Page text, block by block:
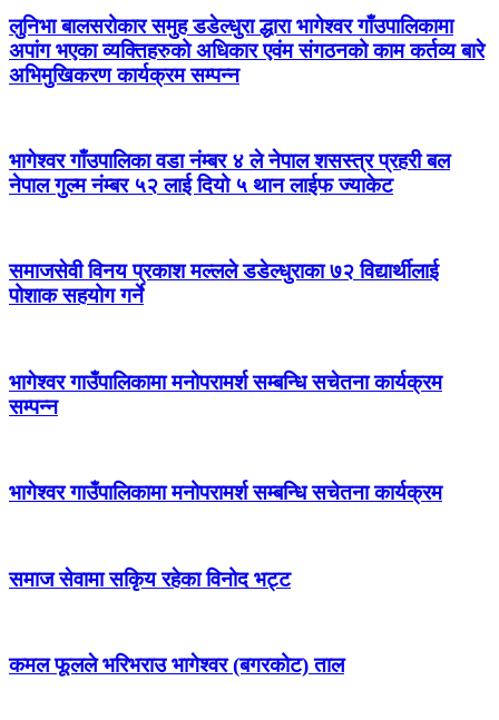
लुनिभा बालसरोकार समुह डडेल्धुरा द्धारा भागेश्वर गाँउपालिकामा
अपांग भएका व्यक्तिहरुको अधिकार एवंम संगठनको काम कर्तव्य बारे
अभिमुखिकरण कार्यक्रम सम्पन्न
भागेश्वर गाँउपालिका वडा नंम्बर ४ ले नेपाल शसस्त्र प्रहरी बल
नेपाल गुल्म नंम्बर ५२ लाई दियो ५ थान लाईफ ज्याकेट
समाजसेवी विनय प्रकाश मल्लले डडेल्धुराका ७२ विद्यार्थीलाई
पोशाक सहयोग गर्ने
भागेश्वर गाउँपालिकामा मनोपरामर्श सम्बन्धि सचेतना कार्यक्रम
सम्पन्न
भागेश्वर गाउँपालिकामा मनोपरामर्श सम्बन्धि सचेतना कार्यक्रम
समाज सेवामा सकिृय रहेका विनोद भट्ट
कमल फूलले भरिभराउ भागेश्वर (बगरकोट) ताल